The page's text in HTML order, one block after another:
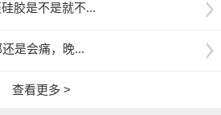
胶是不是就不...
是会痛，晚...
查看更多 >